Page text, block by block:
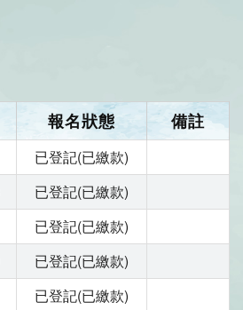
報名狀態 備註
已登記(已繳款)
已登記(已繳款)
已登記(已繳款)
已登記(已繳款)
已登記(已繳款)